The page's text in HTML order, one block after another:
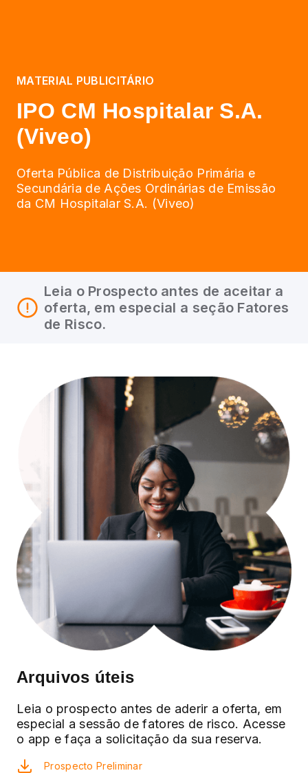
MATERIAL PUBLICITÁRIO
IPO CM Hospitalar S.A.
(Viveo)
Oferta Pública de Distribuição Primária e
Secundária de Ações Ordinárias de Emissão
da CM Hospitalar S.A. (Viveo)
Leia o Prospecto antes de aceitar a
oferta, em especial a seção Fatores
de Risco.
Arquivos úteis
Leia o prospecto antes de aderir a oferta, em
especial a sessão de fatores de risco. Acesse
o app e faça a solicitação da sua reserva.
Prospecto Preliminar